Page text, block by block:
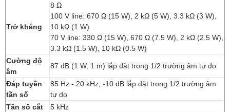
Trở kháng
8 Ω
100 V line: 670 Ω (15 W), 2 kΩ (5 W), 3.3 kΩ (3 W),
10 kΩ (1 W)
70 V line: 330 Ω (15 W), 670 Ω (7.5 W), 2 kΩ (2.5 W),
3.3 kΩ (1.5 W), 10 kΩ (0.5 W)
Cường độ
âm
87 dB (1 W, 1 m) lắp đặt trong 1/2 trường âm tự do
Đáp tuyến
tần số
85 Hz - 20 kHz, -10 dB lắp đặt trong 1/2 trường âm
tự do
Tần số cắt
5 kHz